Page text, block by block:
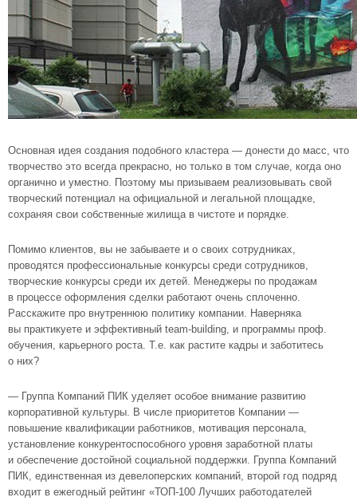
Основная идея создания подобного кластера — донести до масс, что
творчество это всегда прекрасно, но только в том случае, когда оно
органично и уместно. Поэтому мы призываем реализовывать свой
творческий потенциал на официальной и легальной площадке,
сохраняя свои собственные жилища в чистоте и порядке.
Помимо клиентов, вы не забываете и о своих сотрудниках,
проводятся профессиональные конкурсы среди сотрудников,
творческие конкурсы среди их детей. Менеджеры по продажам
в процессе оформления сделки работают очень сплоченно.
Расскажите про внутреннюю политику компании. Наверняка
вы практикуете и эффективный team-building, и программы проф.
обучения, карьерного роста. Т.е. как растите кадры и заботитесь
о них?
— Группа Компаний ПИК уделяет особое внимание развитию
корпоративной культуры. В числе приоритетов Компании —
повышение квалификации работников, мотивация персонала,
установление конкурентоспособного уровня заработной платы
и обеспечение достойной социальной поддержки. Группа Компаний
ПИК, единственная из девелоперских компаний, второй год подряд
входит в ежегодный рейтинг «ТОП-100 Лучших работодателей